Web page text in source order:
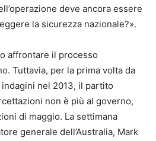
deve ancora essere
la sicurezza nazionale?».
affrontare il processo
Tuttavia, per la prima volta da
nel 2013, il partito
non è più al governo,
di maggio. La settimana
generale dell’Australia, Mark